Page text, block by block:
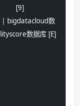
[9]
| bigdatacloud数
数据库 [E]